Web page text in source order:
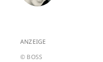
ANZEIGE
© BOSS